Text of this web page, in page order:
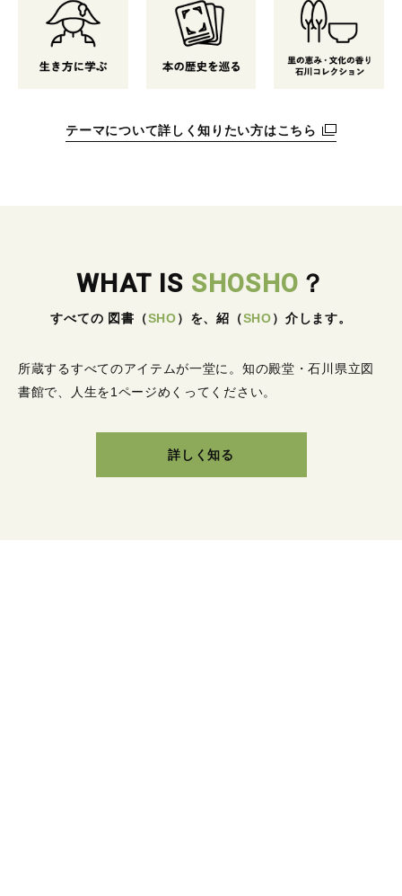
テーマについて詳しく知りたい方はこちら
WHAT IS SHOSHO ？
すべての 図書 （SHO） を、紹 （SHO） 介します。
所蔵するすべてのアイテムが一堂に。 知の殿堂・石川県立図
書館で、人生を1ページめくってください。
詳しく知る